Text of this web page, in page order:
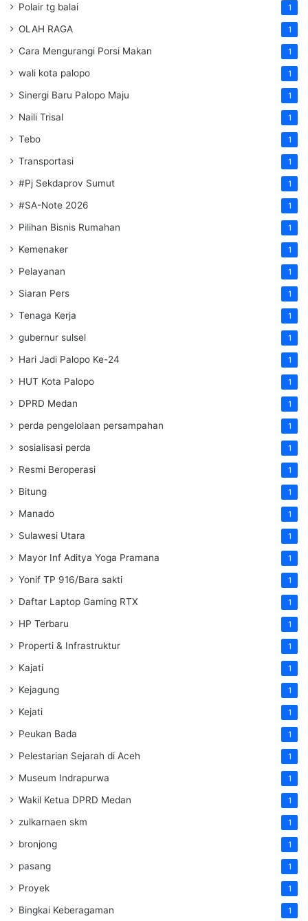
Polair tg balai 1
OLAH RAGA 1
Cara Mengurangi Porsi Makan 1
wali kota palopo 1
Sinergi Baru Palopo Maju 1
Naili Trisal 1
Tebo 1
Transportasi 1
#Pj Sekdaprov Sumut 1
#SA-Note 2026 1
Pilihan Bisnis Rumahan 1
Kemenaker 1
Pelayanan 1
Siaran Pers 1
Tenaga Kerja 1
gubernur sulsel 1
Hari Jadi Palopo Ke-24 1
HUT Kota Palopo 1
DPRD Medan 1
perda pengelolaan persampahan 1
sosialisasi perda 1
Resmi Beroperasi 1
Bitung 1
Manado 1
Sulawesi Utara 1
Mayor Inf Aditya Yoga Pramana 1
Yonif TP 916/Bara sakti 1
Daftar Laptop Gaming RTX 1
HP Terbaru 1
Properti & Infrastruktur 1
Kajati 1
Kejagung 1
Kejati 1
Peukan Bada 1
Pelestarian Sejarah di Aceh 1
Museum Indrapurwa 1
Wakil Ketua DPRD Medan 1
zulkarnaen skm 1
bronjong 1
pasang 1
Proyek 1
Bingkai Keberagaman 1